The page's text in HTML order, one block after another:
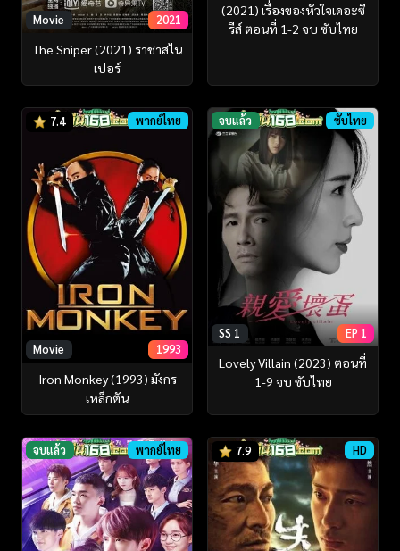
Movie 2021
The Sniper (2021) ราชาสไน
เปอร์
(2021) เรื่องของหัวใจเดอะซี
รีส์ ตอนที่ 1-2 จบ ซับไทย
7.4 พากย์ไทย
Movie 1993
Iron Monkey (1993) มังกร
เหล็กตัน
จบแล้ว ซับไทย
SS 1 EP 1
Lovely Villain (2023) ตอนที่
1-9 จบ ซับไทย
จบแล้ว พากย์ไทย 7.9 HD